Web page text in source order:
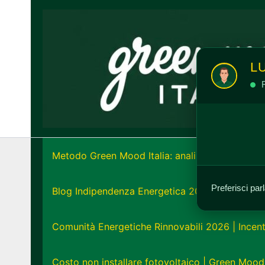
Preferisci
Metodo Green Mood Italia: analisi e strategia
Blog Indipendenza Energetica 2026: Unisciti
Comunità Energetiche Rinnovabili 2026 |
Costo non installare fotovoltaico | Green